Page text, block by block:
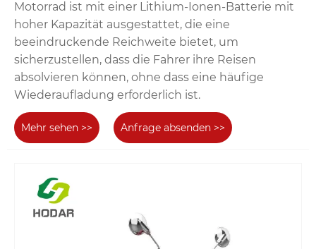
Motorrad ist mit einer Lithium-Ionen-Batterie mit
hoher Kapazität ausgestattet, die eine
beeindruckende Reichweite bietet, um
sicherzustellen, dass die Fahrer ihre Reisen
absolvieren können, ohne dass eine häufige
Wiederaufladung erforderlich ist.
Mehr sehen >> Anfrage absenden >>